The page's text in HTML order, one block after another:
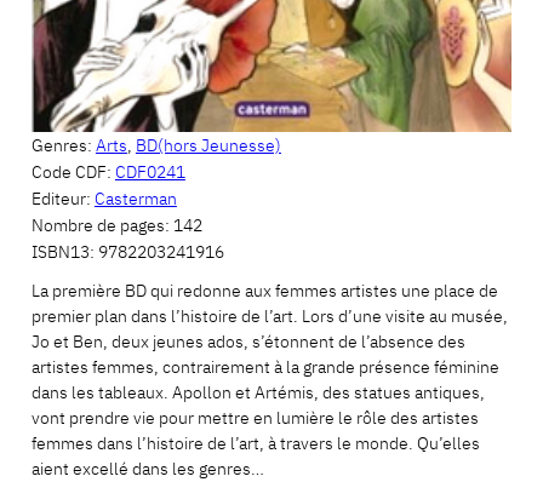
Genres: Arts, BD(hors Jeunesse)
Code CDF: CDF0241
Editeur: Casterman
Nombre de pages: 142
ISBN13: 9782203241916
La première BD qui redonne aux femmes artistes une place de
premier plan dans l’histoire de l’art. Lors d’une visite au musée,
Jo et Ben, deux jeunes ados, s’étonnent de l’absence des
artistes femmes, contrairement à la grande présence féminine
dans les tableaux. Apollon et Artémis, des statues antiques,
vont prendre vie pour mettre en lumière le rôle des artistes
femmes dans l’histoire de l’art, à travers le monde. Qu’elles
aient excellé dans les genres…